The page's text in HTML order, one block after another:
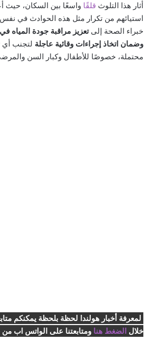
أثار هذا التلوث قلقًا واسعًا بين السكان، حيث
استيائهم من تكرار مثل هذه الحوادث في نفس
خبراء الصحة إلىتعزيز مراقبة جودة المياه
وضمان اتخاذ إجراءات وقائية عاجلة لتجنب أي
محتملة، خصوصًا للأطفال وكبار السن
لمعرفة أخبار هولندا لحظة بلحظة يمكنكم
خلال الضغط هنا ومتابعتنا على الواتس اب من